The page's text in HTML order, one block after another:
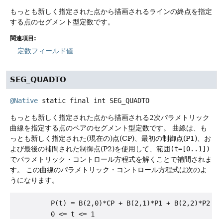
もっとも新しく指定された点から描画されるラインの終点を指定
する点のセグメント型定数です。
関連項目:
定数フィールド値
SEG_QUADTO
@Native static final int SEG_QUADTO
もっとも新しく指定された点から描画される2次パラメトリック
曲線を指定する点のペアのセグメント型定数です。
曲線は、も
っとも新しく指定された(現在の)点(CP)、最初の制御点(P1)、お
よび最後の補間された制御点(P2)を使用して、範囲 (t=[0..1])
でパラメトリック・コントロール方程式を解くことで補間されま
す。
この曲線のパラメトリック・コントロール方程式は次のよ
うになります。
         P(t) = B(2,0)*CP + B(2,1)*P1 + B(2,2)*P2
         0 <= t <= 1